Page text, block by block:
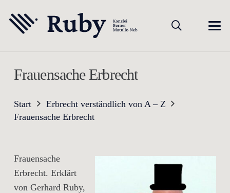
Frauensache Erbrecht
Start
Erbrecht verständlich von A – Z
Frauensache Erbrecht
Frauensache
Erbrecht. Erklärt
von Gerhard Ruby,